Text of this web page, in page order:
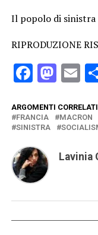
Il popolo di
RIPRODUZIONE
ARGOMENTI
FRANCIA
MACRON
SINISTRA
Lavinia